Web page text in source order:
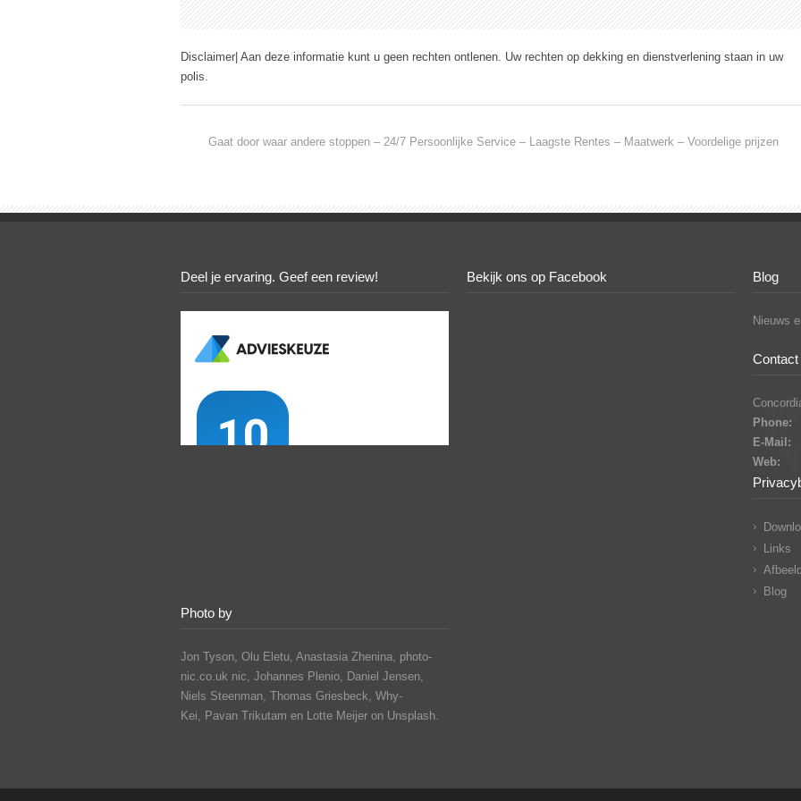
Disclaimer| Aan deze informatie kunt u geen rechten ontlenen. Uw rechten op dekking en dienstverlening staan in uw
polis.
Gaat door waar andere stoppen – 24/7 Persoonlijke Service – Laagste Rentes – Maatwerk – Voordelige prijzen
Deel je ervaring. Geef een review! Bekijk ons op Facebook Blog
Nieuws
Contact
Phone:
E-Mail:
Web:
Links
Blog
Photo by
Jon Tyson, Olu Eletu, Anastasia Zhenina, photo-
nic.co.uk nic, Johannes Plenio, Daniel Jensen,
Niels Steenman, Thomas Griesbeck, Why-
Kei, Pavan Trikutam en Lotte Meijer on Unsplash.